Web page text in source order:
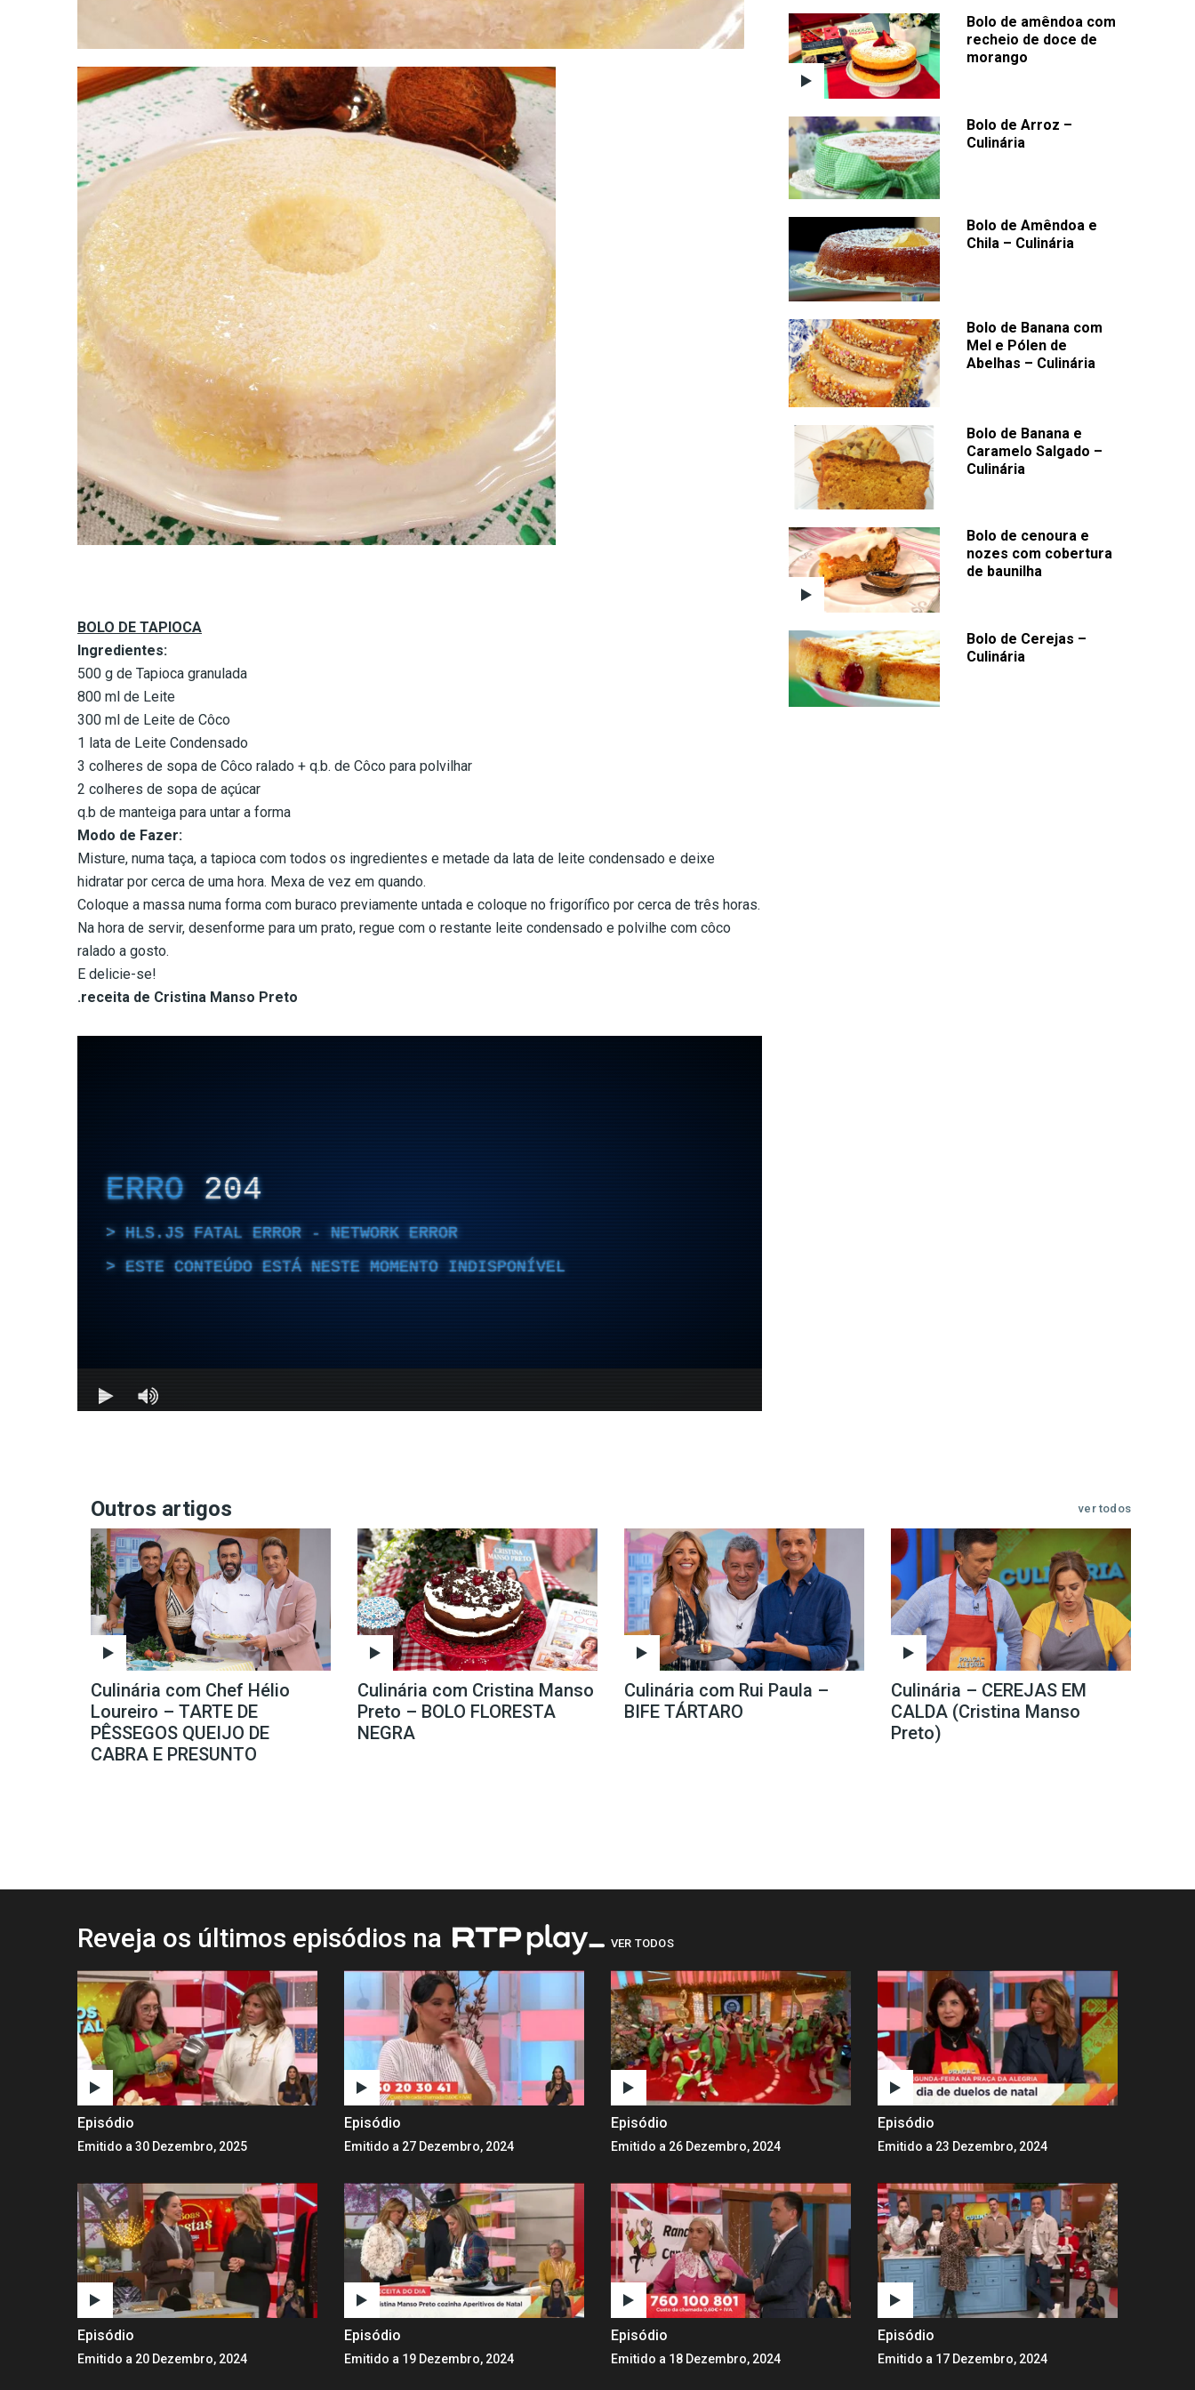
BOLO DE TAPIOCA
Ingredientes:
500 g de Tapioca granulada
800 ml de Leite
300 ml de Leite de Côco
1 lata de Leite Condensado
3 colheres de sopa de Côco ralado + q.b. de Côco para polvilhar
2 colheres de sopa de açúcar
q.b de manteiga para untar a forma
Modo de Fazer:
Misture, numa taça, a tapioca com todos os ingredientes e metade da lata de leite condensado e deixe
hidratar por cerca de uma hora. Mexa de vez em quando.
Coloque a massa numa forma com buraco previamente untada e coloque no frigorífico por cerca de três horas.
Na hora de servir, desenforme para um prato, regue com o restante leite condensado e polvilhe com côco
ralado a gosto.
E delicie-se!
.receita de Cristina Manso Preto
Bolo de amêndoa com
recheio de doce de
morango
Bolo de Arroz –
Culinária
Bolo de Amêndoa e
Chila – Culinária
Bolo de Banana com
Mel e Pólen de
Abelhas – Culinária
Bolo de Banana e
Caramelo Salgado –
Culinária
Bolo de cenoura e
nozes com cobertura
de baunilha
Bolo de Cerejas –
Culinária
Outros artigos ver todos
Culinária com Chef Hélio
Loureiro – TARTE DE
PÊSSEGOS QUEIJO DE
CABRA E PRESUNTO
Culinária com Cristina Manso
Preto – BOLO FLORESTA
NEGRA
Culinária com Rui Paula –
BIFE TÁRTARO
Culinária – CEREJAS EM
CALDA (Cristina Manso
Preto)
Reveja os últimos episódios na VER TODOS
Episódio
Emitido a 30 Dezembro, 2025
Episódio
Emitido a 27 Dezembro, 2024
Episódio
Emitido a 26 Dezembro, 2024
Episódio
Emitido a 23 Dezembro, 2024
Episódio
Emitido a 20 Dezembro, 2024
Episódio
Emitido a 19 Dezembro, 2024
Episódio
Emitido a 18 Dezembro, 2024
Episódio
Emitido a 17 Dezembro, 2024